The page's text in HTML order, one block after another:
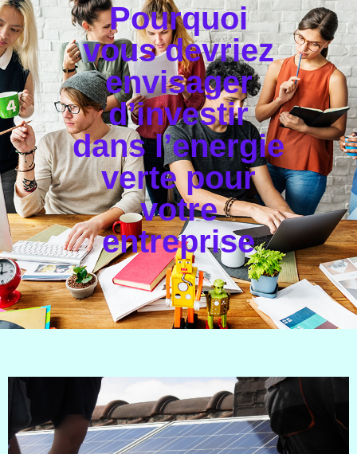
Pourquoi
vous devriez
envisager
d’investir
dans l’energie
verte pour
votre
entreprise